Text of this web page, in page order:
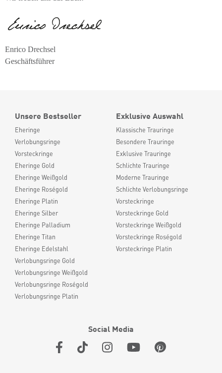
Enrico Drechsel
Geschäftsführer
Unsere Bestseller
Eheringe
Verlobungsringe
Vorsteckringe
Eheringe Gold
Eheringe Weißgold
Eheringe Roségold
Eheringe Platin
Eheringe Silber
Eheringe Palladium
Eheringe Titan
Eheringe Edelstahl
Verlobungsringe Gold
Verlobungsringe Weißgold
Verlobungsringe Roségold
Verlobungsringe Platin
Exklusive Auswahl
Klassische Trauringe
Besondere Trauringe
Exklusive Trauringe
Schlichte Trauringe
Moderne Trauringe
Schlichte Verlobungsringe
Vorsteckringe
Vorsteckringe Gold
Vorsteckringe Weißgold
Vorsteckringe Roségold
Vorsteckringe Platin
Social Media